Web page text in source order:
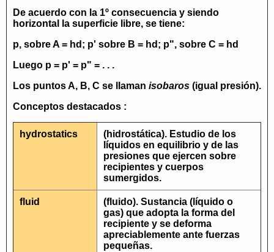
De acuerdo con la 1º consecuencia y siendo
horizontal la superficie libre, se tiene:
p, sobreA = hd ; p' sobre B = hd ; p", sobre C = hd
Luego p = p' = p" = . . .
Los puntos A, B, C se llaman isobaros (igual presión).
Conceptos destacados :
hydrostatics
(hidrostática). Estudio de los
líquidos en equilibrio y de las
presiones que ejercen sobre
recipientes y cuerpos
sumergidos.
fluid
(fluido). Sustancia (líquido o
gas) que adopta la forma del
recipiente y se deforma
apreciablemente ante fuerzas
pequeñas.